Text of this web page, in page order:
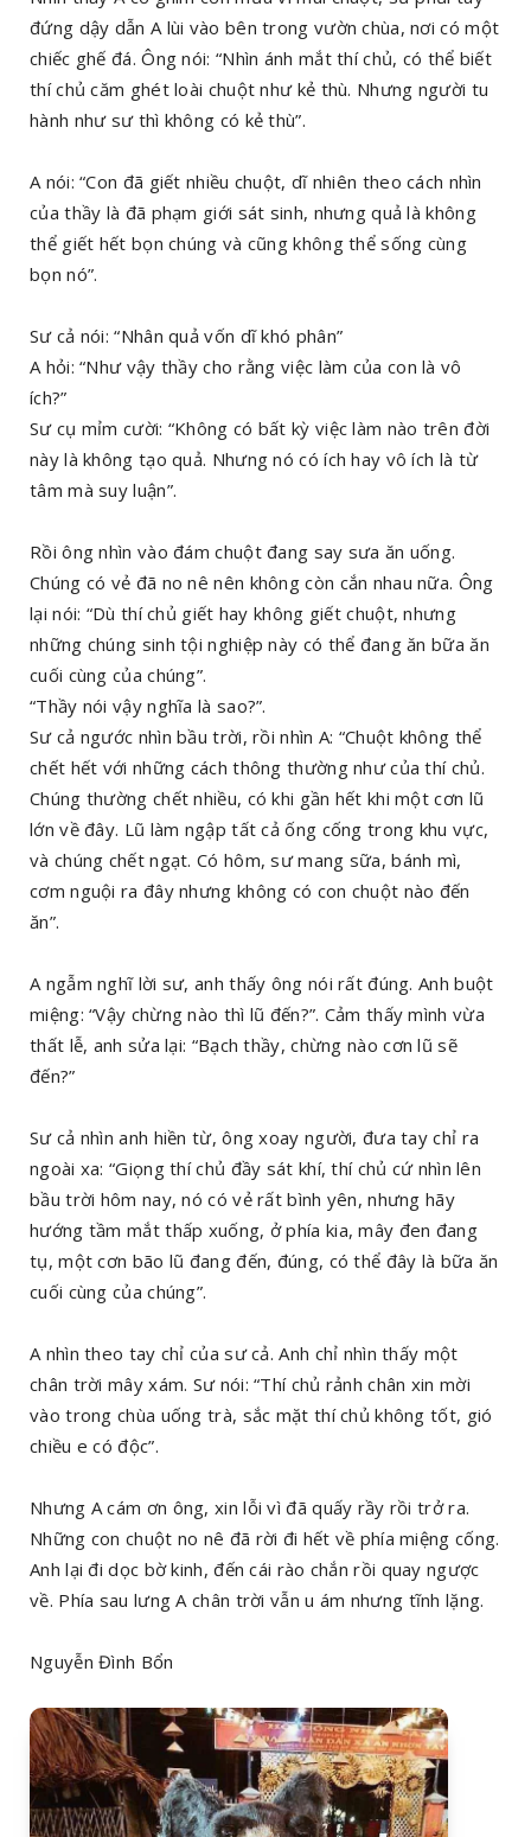
đứng dậy dẫn A lùi vào bên trong vườn chùa, nơi có một
chiếc ghế đá. Ông nói: “Nhìn ánh mắt thí chủ, có thể biết
thí chủ căm ghét loài chuột như kẻ thù. Nhưng người tu
hành như sư thì không có kẻ thù”.
A nói: “Con đã giết nhiều chuột, dĩ nhiên theo cách nhìn
của thầy là đã phạm giới sát sinh, nhưng quả là không
thể giết hết bọn chúng và cũng không thể sống cùng
bọn nó”.
Sư cả nói: “Nhân quả vốn dĩ khó phân”
A hỏi: “Như vậy thầy cho rằng việc làm của con là vô
ích?”
Sư cụ mỉm cười: “Không có bất kỳ việc làm nào trên đời
này là không tạo quả. Nhưng nó có ích hay vô ích là từ
tâm mà suy luận”.
Rồi ông nhìn vào đám chuột đang say sưa ăn uống.
Chúng có vẻ đã no nê nên không còn cắn nhau nữa. Ông
lại nói: “Dù thí chủ giết hay không giết chuột, nhưng
những chúng sinh tội nghiệp này có thể đang ăn bữa ăn
cuối cùng của chúng”.
“Thầy nói vậy nghĩa là sao?”.
Sư cả ngước nhìn bầu trời, rồi nhìn A: “Chuột không thể
chết hết với những cách thông thường như của thí chủ.
Chúng thường chết nhiều, có khi gần hết khi một cơn lũ
lớn về đây. Lũ làm ngập tất cả ống cống trong khu vực,
và chúng chết ngạt. Có hôm, sư mang sữa, bánh mì,
cơm nguội ra đây nhưng không có con chuột nào đến
ăn”.
A ngẫm nghĩ lời sư, anh thấy ông nói rất đúng. Anh buột
miệng: “Vậy chừng nào thì lũ đến?”. Cảm thấy mình vừa
thất lễ, anh sửa lại: “Bạch thầy, chừng nào cơn lũ sẽ
đến?”
Sư cả nhìn anh hiền từ, ông xoay người, đưa tay chỉ ra
ngoài xa: “Giọng thí chủ đầy sát khí, thí chủ cứ nhìn lên
bầu trời hôm nay, nó có vẻ rất bình yên, nhưng hãy
hướng tầm mắt thấp xuống, ở phía kia, mây đen đang
tụ, một cơn bão lũ đang đến, đúng, có thể đây là bữa ăn
cuối cùng của chúng”.
A nhìn theo tay chỉ của sư cả. Anh chỉ nhìn thấy một
chân trời mây xám. Sư nói: “Thí chủ rảnh chân xin mời
vào trong chùa uống trà, sắc mặt thí chủ không tốt, gió
chiều e có độc”.
Nhưng A cám ơn ông, xin lỗi vì đã quấy rầy rồi trở ra.
Những con chuột no nê đã rời đi hết về phía miệng cống.
Anh lại đi dọc bờ kinh, đến cái rào chắn rồi quay ngược
về. Phía sau lưng A chân trời vẫn u ám nhưng tĩnh lặng.
Nguyễn Đình Bổn